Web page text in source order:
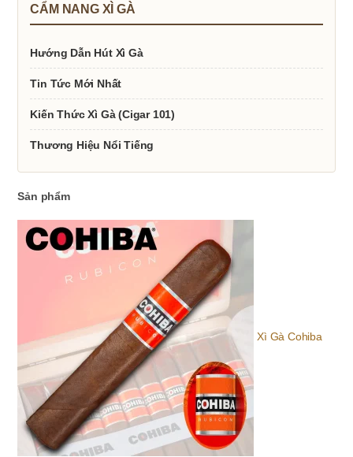
CẨM NANG XÌ GÀ
Hướng Dẫn Hút Xì Gà
Tin Tức Mới Nhất
Kiến Thức Xì Gà (Cigar 101)
Thương Hiệu Nổi Tiếng
Sản phẩm
Xì Gà Cohiba